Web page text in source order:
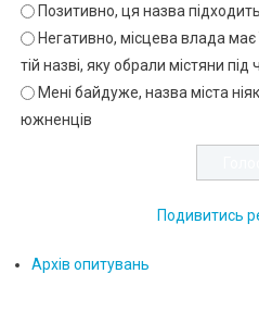
Позитивно, ця назва
Негативно, місцева влада має
тій назві, яку обрали містяни
Мені байдуже, назва міста
южненців
Подивитись
Архів опитувань